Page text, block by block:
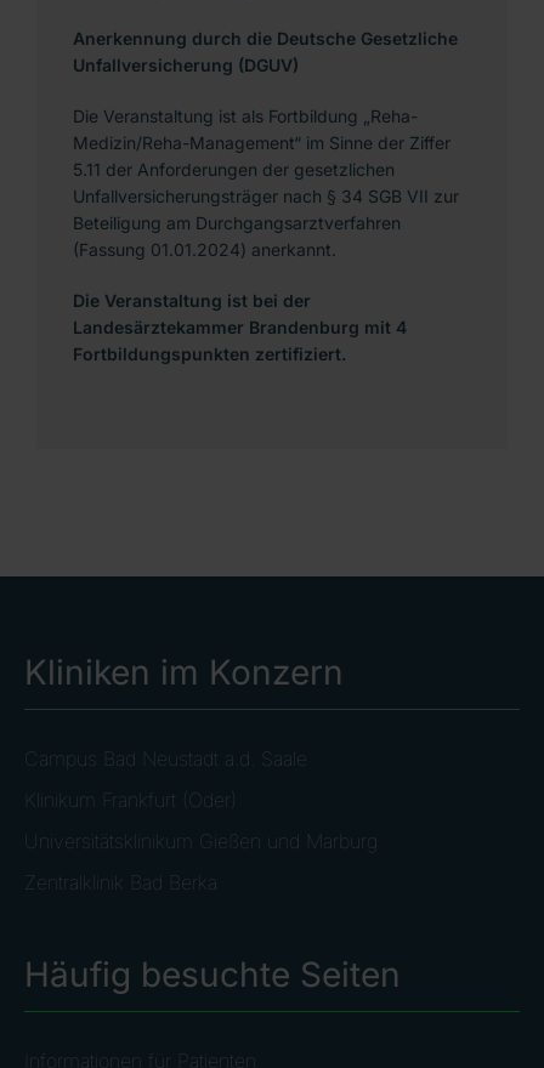
Anerkennung durch die Deutsche Gesetzliche
Unfallversicherung (DGUV)
Die Veranstaltung ist als Fortbildung „Reha-
Medizin/Reha-Management“ im Sinne der Ziffer
5.11 der Anforderungen der gesetzlichen
Unfallversicherungsträger nach § 34 SGB VII zur
Beteiligung am Durchgangsarztverfahren
(Fassung 01.01.2024) anerkannt.
Die Veranstaltung ist bei der
Landesärztekammer Brandenburg mit 4
Fortbildungspunkten zertifiziert.
Kliniken im Konzern
Campus Bad Neustadt a.d. Saale
Klinikum Frankfurt (Oder)
Universitätsklinikum Gießen und Marburg
Zentralklinik Bad Berka
Häufig besuchte Seiten
Informationen für Patienten